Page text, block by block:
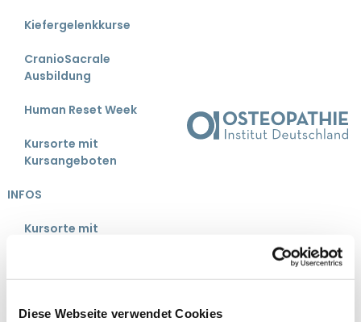
Diese Webseite verwendet Cookies
Kiefergelenkkurse
CranioSacrale
Ausbildung
Human Reset Week
Kursorte mit
Kursangeboten
INFOS
Kursorte mit
Bonus-Programm
Veranstaltungsticket